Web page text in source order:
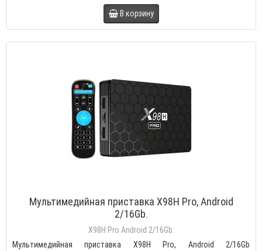
В корзину
Мультимедийная приставка X98H Pro, Android
2/16Gb.
X98H Pro Android 2/16Gb.
Мультимедийная приставка X98H Pro, Android 2/16Gb